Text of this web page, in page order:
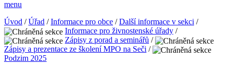
menu
Úvod /Úřad /Informace pro obce /Další informace v sekci /
Informace pro živnostenské úřady /
Zápisy z porad a seminářů /
Zápisy a prezentace ze školení MPO na Seči /
Podzim 2025